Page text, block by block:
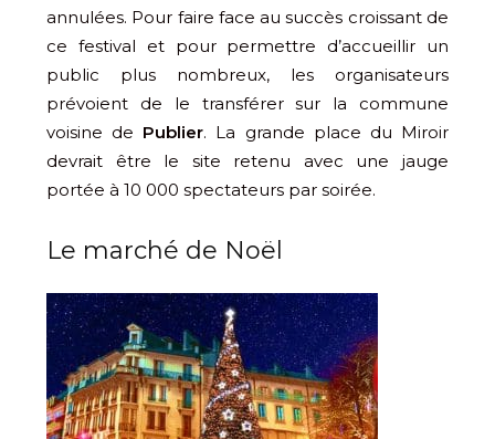
annulées. Pour faire face au succès croissant de
ce festival et pour permettre d’accueillir un
public plus nombreux, les organisateurs
prévoient de le transférer sur la commune
voisine de Publier. La grande place du Miroir
devrait être le site retenu avec une jauge
portée à 10 000 spectateurs par soirée.
Le marché de Noël